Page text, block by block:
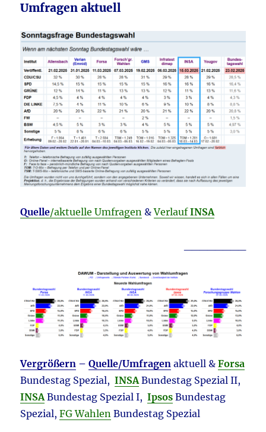
Umfragen aktuell
Quelle/aktuelle Umfragen &VerlaufINSA
Vergrößern –Quelle/Umfragen aktuell &Forsa
Bundestag Spezial,INSABundestag Spezial II,
INSABundestag Spezial I,Ipsos Bundestag
Spezial,FG Wahlen Bundestag Spezial